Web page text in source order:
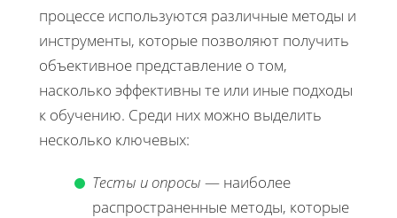
процессе используются различные методы и
инструменты, которые позволяют получить
объективное представление о том,
насколько эффективны те или иные подходы
к обучению. Среди них можно выделить
несколько ключевых:
Тесты и опросы — наиболее
распространенные методы, которые